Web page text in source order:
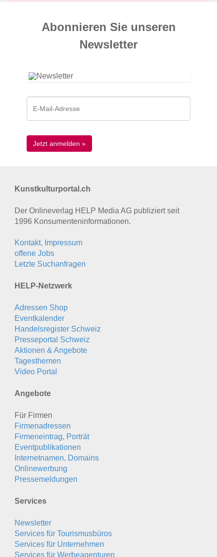
Abonnieren Sie unseren
News­letter
Kunstkulturportal.ch
Der Onlineverlag HELP Media AG publiziert seit
1996 Konsumenten­informationen.
Kontakt, Impressum
offene Jobs
Letzte Suchanfragen
HELP-Netzwerk
Adressen Shop
Eventkalender
Handelsregister Schweiz
Presseportal Schweiz
Aktionen & Angebote
Tagesthemen
Video Portal
Angebote
Für Firmen
Firmenadressen
Firmeneintrag, Porträt
Eventpublikationen
Internetnamen, Domains
Onlinewerbung
Pressemeldungen
Services
Newsletter
Services für Tourismusbüros
Services für Unternehmen
Services für Werbeagenturen